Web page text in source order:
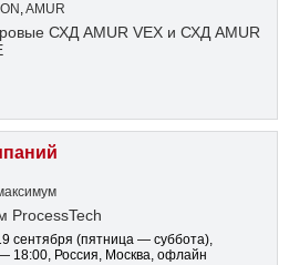
AMUR
СХД AMUR VEX и СХД AMUR
ProcessTech
сентября (пятница — суббота),
18:00, Россия, Москва, офлайн